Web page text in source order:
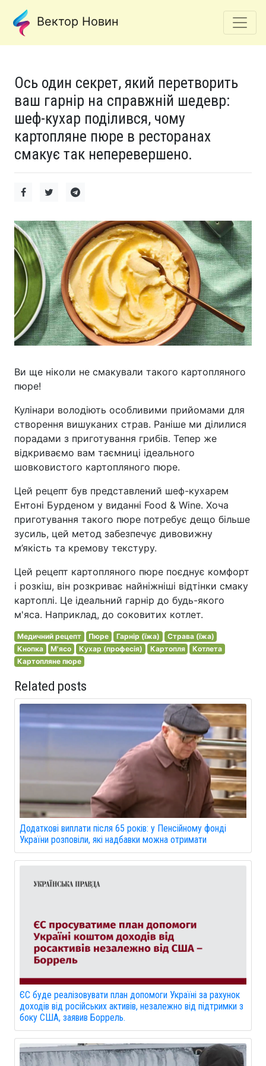
Вектор Новин
Ось один секрет, який перетворить
ваш гарнір на справжній шедевр:
шеф-кухар поділився, чому
картопляне пюре в ресторанах
смакує так неперевершено.
Ви ще ніколи не смакували такого картопляного
пюре!
Кулінари володіють особливими прийомами для
створення вишуканих страв. Раніше ми ділилися
порадами з приготування грибів. Тепер же
відкриваємо вам таємниці ідеального
шовковистого картопляного пюре.
Цей рецепт був представлений шеф-кухарем
Ентоні Бурденом у виданні Food & Wine. Хоча
приготування такого пюре потребує дещо більше
зусиль, цей метод забезпечує дивовижну
м’якість та кремову текстуру.
Цей рецепт картопляного пюре поєднує комфорт
і розкіш, він розкриває найніжніші відтінки смаку
картоплі. Це ідеальний гарнір до будь-якого
м'яса. Наприклад, до соковитих котлет.
Медичний рецепт Пюре Гарнір (їжа)
Страва (їжа)
Кнопка
М'ясо Кухар (професія) Картопля
Котлета
Картопляне пюре
Related posts
Додаткові виплати після 65 років: у Пенсійному фонді
України розповіли, які надбавки можна отримати
ЄС буде реалізовувати план допомоги Україні за рахунок
доходів від російських активів, незалежно від підтримки з
боку США, заявив Боррель.